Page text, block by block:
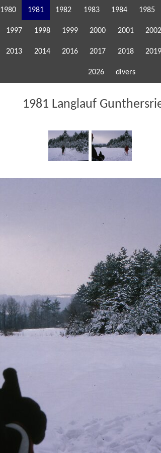
1980 1981 1982 1983 1984 1985
1997 1998 1999 2000 2001 2002
2013 2014 2016 2017 2018 2019
2026 divers
1981 Langlauf